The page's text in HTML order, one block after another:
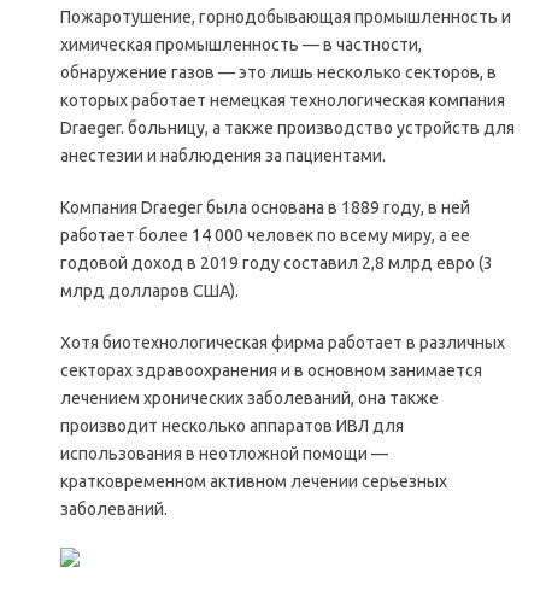
Пожаротушение, горнодобывающая промышленность и
химическая промышленность — в частности,
обнаружение газов — это лишь несколько секторов, в
которых работает немецкая технологическая компания
Draeger. больницу, а также производство устройств для
анестезии и наблюдения за пациентами.
Компания Draeger была основана в 1889 году, в ней
работает более 14 000 человек по всему миру, а ее
годовой доход в 2019 году составил 2,8 млрд евро (3
млрд долларов США).
Хотя биотехнологическая фирма работает в различных
секторах здравоохранения и в основном занимается
лечением хронических заболеваний, она также
производит несколько аппаратов ИВЛ для
использования в неотложной помощи —
кратковременном активном лечении серьезных
заболеваний.